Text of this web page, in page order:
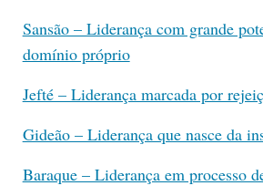
Sansão – Liderança com grande
domínio próprio
Jefté – Liderança marcada por
Gideão – Liderança que nasce da
Baraque – Liderança em processo